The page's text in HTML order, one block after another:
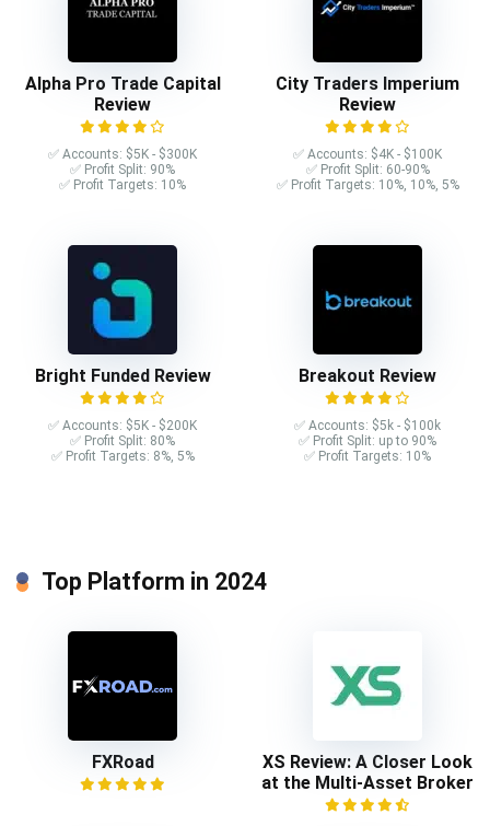
Alpha Pro Trade Capital
Review
✅ Accounts: $5K - $300K
✅ Profit Split: 90%
✅ Profit Targets: 10%
City Traders Imperium
Review
✅ Accounts: $4K - $100K
✅ Profit Split: 60-90%
✅ Profit Targets: 10%, 10%, 5%
Bright Funded Review
✅ Accounts: $5K - $200K
✅ Profit Split: 80%
✅ Profit Targets: 8%, 5%
Breakout Review
✅ Accounts: $5k - $100k
✅ Profit Split: up to 90%
✅ Profit Targets: 10%
Top Platform in 2024
FXRoad
XS Review: A Closer Look
at the Multi-Asset Broker